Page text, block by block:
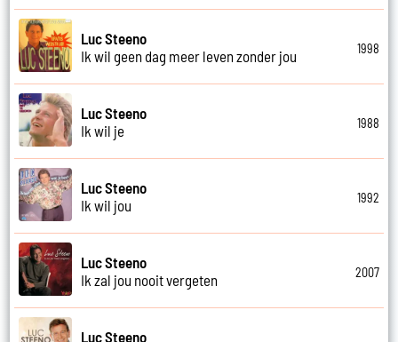
Luc Steeno
Ik wil geen dag meer leven zonder jou
1998
Luc Steeno
Ik wil je
1988
Luc Steeno
Ik wil jou
1992
Luc Steeno
Ik zal jou nooit vergeten
2007
Luc Steeno